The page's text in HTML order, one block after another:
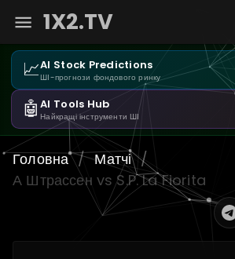
1X2.TV
📈AI Stock Predictions
ШІ-прогнози фондового ринку
🤖AI Tools Hub
Найкращі інструменти ШІ
Головна / Матчі /
А Штрассен vs S.P. La Fiorita